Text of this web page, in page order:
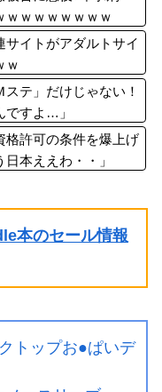
ｗｗｗｗｗｗｗｗ
サイトがアダルトサイ
ｗ
テ」だけじゃない！
ですよ…」
格許可の条件を爆上げ
本ええわ・・」
本のセール情報
トップお●ぱいデ